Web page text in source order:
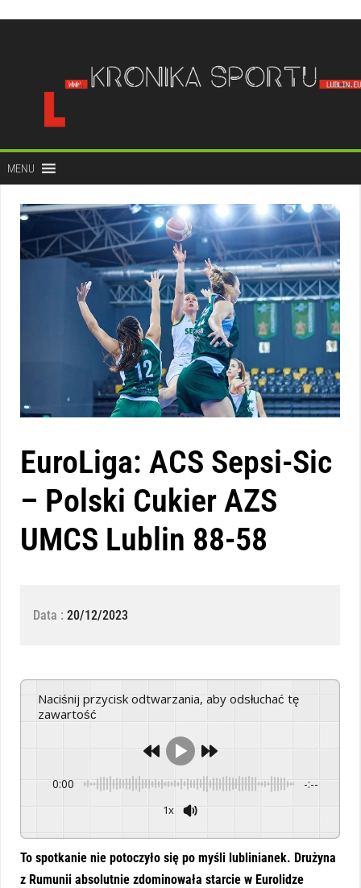
treści
MENU
EuroLiga: ACS Sepsi-Sic
– Polski Cukier AZS
UMCS Lublin 88-58
Data : 20/12/2023
Naciśnij przycisk odtwarzania, aby odsłuchać tę
zawartość
0:00 -:--
1x
To spotkanie nie potoczyło się po myśli lublinianek. Drużyna
z Rumunii absolutnie zdominowała starcie w Eurolidze